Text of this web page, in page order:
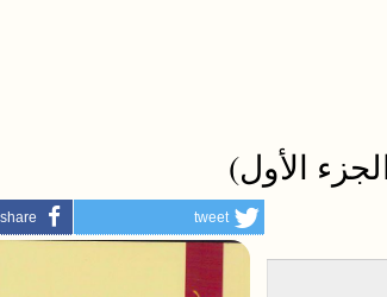
الأول)
tweet
share